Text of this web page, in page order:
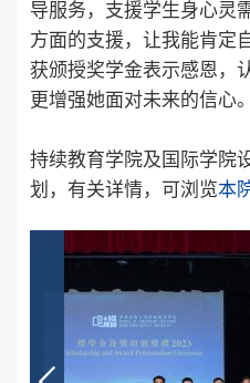
导服务，支援学生身心灵
方面的支援，让我能肯定
获颁授奖学金表示感恩，
更增强她面对未来的信心。
持续教育学院及国际学院
划，有关详情，可浏览本